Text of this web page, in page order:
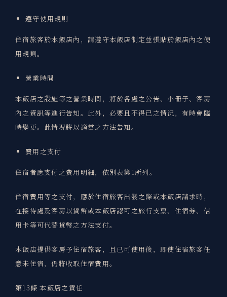
遵守使用規則
住宿旅客於本飯店內，請遵守本飯店制定並張貼於飯店內之使
用規則。
營業時間
本飯店之設施等之營業時間，將於各處之公告、小冊子、客房
內之資訊等進行告知。此外，必要且不得已之情況，有時會臨
時變更。此情況將以適當之方法告知。
費用之支付
住宿者應支付之費用明細，依別表第1所列。
住宿費用等之支付，應於住宿旅客出發之際或本飯店請求時，
在接待處及客房以貨幣或本飯店認可之旅行支票、住宿券、信
用卡等可代替貨幣之方法支付。
本飯店提供客房予住宿旅客，且已可使用後，即使住宿旅客任
意未住宿，仍將收取住宿費用。
第13條 本飯店之責任